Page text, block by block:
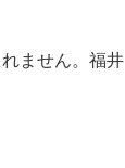
ません。福井